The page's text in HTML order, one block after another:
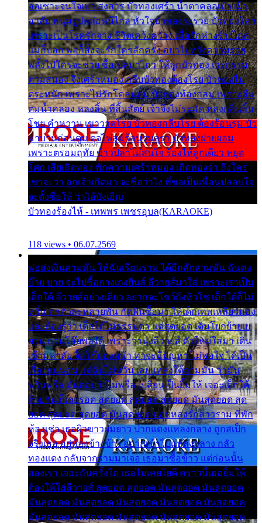
ออเซาะจนใจเบา สงสาร บัวทองเศร้า น้ำตาคลอเบ้า เฝ้า
อาลัย หนุ่มรูปหล่อหนีไกล หัวใจบัวทองระรวย บัวทองโศก
เพราะเป็นโรครักจาง ชีวิตเคว้งคว้าง เมื่อรักห่างร้างไกล
แม่ก็บอก พ่อก็สั่งจะรักใครสักครั้ง อย่าไปหวังความรวย
พลั้งไปใครจะช่วย ซื้อเปลมาไกว ให้ลูกบัวทอง เวรกรรม
ตามสนอง จึงเศร้าหมอง กลีบบัวทองต้องโรย บัวทองไม่
ตระหนัก เพราะไม่รักโคลนตม บัวทองท้องกลม เพราะลืม
ตมน้ำคลอง หลงลิ้น ที่สิ้นสัตย์ เจ้าจึงไม่ระมัด หลงกลิ่นลิ้น
โชย คำหวาน เขาวาดโรย บัวทองกลีบโรย ต้องร้อนรุม บัว
มาบานก่อนตูม ดุจไฟสุมร้อนรุมอุรา บัวทองผ่ายผอม
เพราะตรอมฤทัย ข้าวปลาไม่สนใจ ร้องไห้ลูกเดียว หยุด
โศก เสียเถิดทอง พักความเศร้าหมอง เถิดทองจ๋า ถึงใคร
เขาจะว่า ลูกเจ้าเกิดมา จะชื่อว่าไง พี่ขอเป็นเพื่อนปลอบใจ
จะตั้งชื่อให้ ว่าไอ้บังเอิญ
บัวทองร้องไห้ - เทพพร เพชรอุบล(KARAOKE)
118 views • 06.07.2569
พ่อส่งเงินสามพัน ให้ฉันเรียนราม ได้อีกสักสามพัน ฉันคง
บ๊าย บาย จะไปซื้อกางเกงยีนส์ ลีวายส์มาใส่ เพราะเราเป็น
เด็กใต้ ลีวายส์อย่างเดียว อยากจะโชว์ถึงหิวโซ เด็กใต้ก็ไม่
หวั่น ตกตัวละหลายพัน กัดฟันซื้อมา ให้เด็กเทพเหลียวมอง
และต้องรู้ว่า เด็กใต้ไม่ธรรมดา แต่สุดยอด เดินโยกย้ายเย
ยวน กวนโอ๊ยพอได้ เพราะว่านุ่งลีวายส์ ตัวใหม่ใส่มา เดิน
เข้ามหาลัย จิ๊กโก๊มองหน้า ท่าจะมีปัญหา ไม่พอใจ ได้เป็น
เรื่องแน่นอน แต่ฉันไม่หวั่น เลยแหลงใต้ถามมัน ว่ามัน
พรั่นพรือ มันตอบว่าไม่พรื่อ เปลี่ยนเป็นยิ้มให้ เจอะเด็กใต้
ด้วยกัน ก็เลยรอด สุดยอด สุดยอด สุดยอด มันสุดยอด สุด
ยอด สุดยอด สุดยอด มันสุดยอด แอบหลงรักสาวราม ที่พัก
ห้องเช่า เธอผิวขาวผมยาว ปากแดงแหลงกลาง ถูกสเป็ก
จริงเธอ อยู่ห้องข้างข้าง อยากเข้าไปแหลงกลาง กลัว
ทองแดง กลับจากรามมาเจอ เธอมาซื้อข้าว แต่ก่อนนั้น
สองเรา เจอะกันครั้งใด เธอไม่เคยไยดี คราวนี้เธอยิ้มให้
ต้องให้ใส่ลีวายส์ สุดยอด สุดยอด มันสุดยอด มันสุดยอด
มันสุดยอด มันสุดยอด มันสุดยอด มันสุดยอด มันสุดยอด
มันสุดยอด มันสุดยอด มันสุดยอด มันสุดยอด มันสุดยอด